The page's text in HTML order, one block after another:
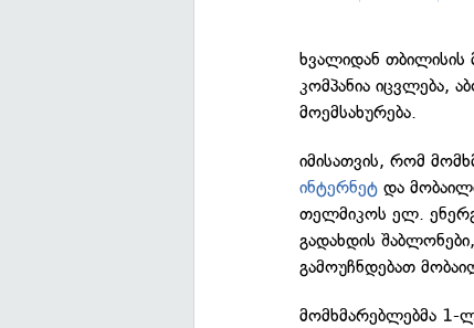
ხვალიდან
კომპანია იცვლება,
მოემსახურება.
იმისათვის, რომ
ინტერნეტ და
თელმიკოს ელ.
გადახდის
გამოუჩნდებათ
მომხმარებლებმა 1-